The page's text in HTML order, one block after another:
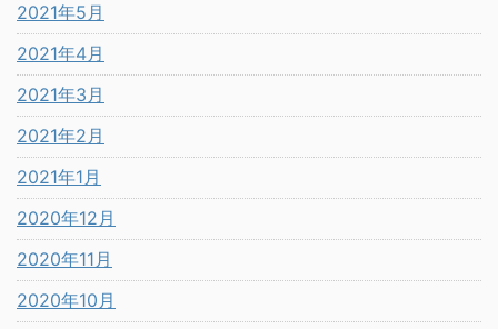
2021年5月
2021年4月
2021年3月
2021年2月
2021年1月
2020年12月
2020年11月
2020年10月